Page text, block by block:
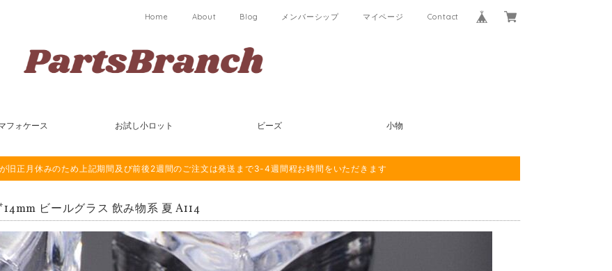
Home About Blog メンバーシップ マイページ Contact
フォケース お試し小ロット ビーズ 小物
旧正月休みのため上記期間及び前後2週間のご注文は発送まで3-4週間程お時間をいただきます
ビールグラス 飲み物系 夏 A114